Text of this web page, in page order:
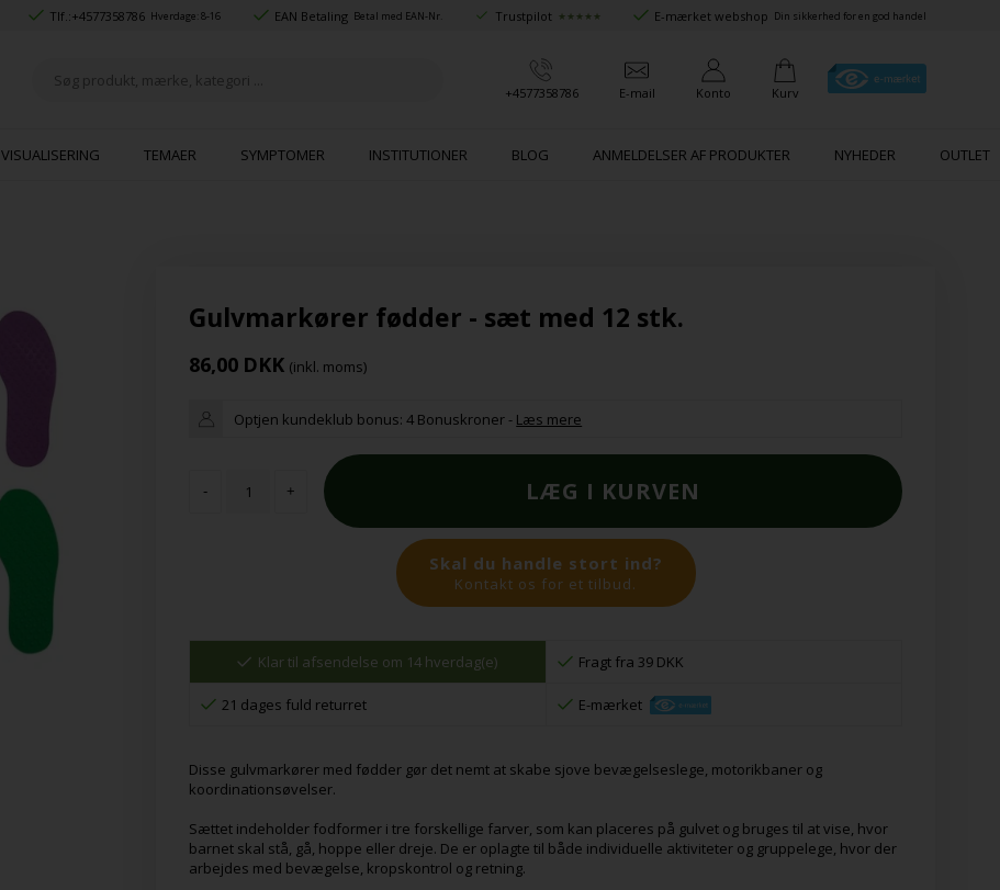
Tlf.:+4577358786 Hverdage: 8-16 EAN Betaling Betal med EAN-Nr. Trustpilot ★★★★★ E-mærket webshop Din sikkerhed for en god handel
+4577358786 E-mail Konto Kurv
VISUALISERING TEMAER SYMPTOMER INSTITUTIONER BLOG ANMELDELSER AF PRODUKTER NYHEDER OUTLET
Gulvmarkører fødder - sæt med 12 stk.
86,00 DKK (inkl. moms)
Optjen kundeklub bonus:4 Bonuskroner - Læs mere
- +
Skal du handle stort ind?
Kontakt os for et tilbud.
Klar til afsendelse om 14 hverdag(e) Fragt fra 39 DKK
21 dages fuld returret E-mærket
Disse gulvmarkører med fødder gør det nemt at skabe sjove bevægelseslege, motorikbaner og
koordinationsøvelser.
Sættet indeholder fodformer i tre forskellige farver, som kan placeres på gulvet og bruges til at vise, hvor
barnet skal stå, gå, hoppe eller dreje. De er oplagte til både individuelle aktiviteter og gruppelege, hvor der
arbejdes med bevægelse, kropskontrol og retning.